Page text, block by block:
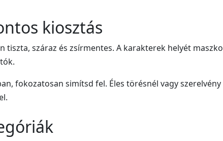
kiosztás
tiszta, száraz és zsírmentes. A karakterek helyét
fokozatosan simítsd fel. Éles törésnél vagy